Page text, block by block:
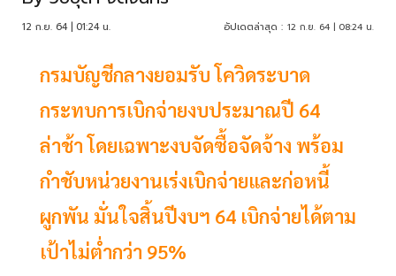
12 ก.ย. 64 | 01:24 น. อัปเดตล่าสุด : 12 ก.ย. 64 | 08:24 น.
กรมบัญชีกลางยอมรับ โควิดระบาด
กระทบการเบิกจ่ายงบประมาณปี 64
ล่าช้า โดยเฉพาะงบจัดซื้อจัดจ้าง พร้อม
กำชับหน่วยงานเร่งเบิกจ่ายและก่อหนี้
ผูกพัน มั่นใจสิ้นปีงบฯ 64 เบิกจ่ายได้ตาม
เป้าไม่ต่ำกว่า 95%